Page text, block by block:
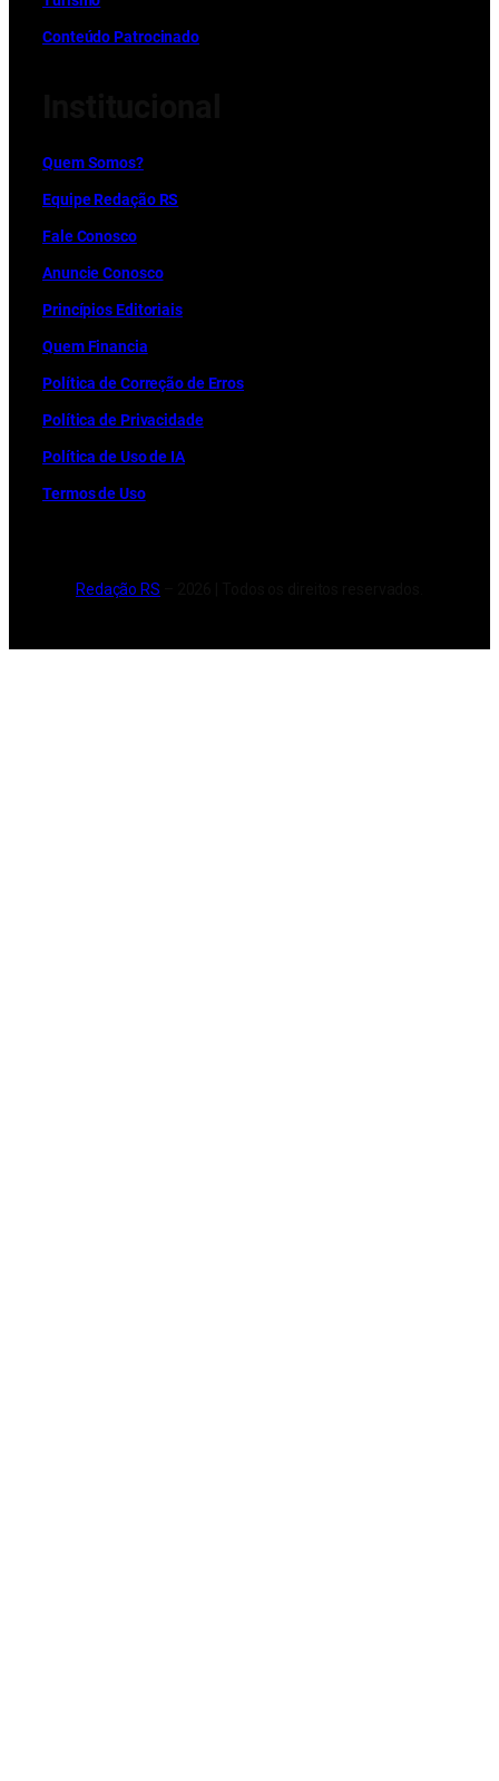
Conteúdo Patrocinado
Quem Somos?
Equipe Redação RS
Fale Conosco
Anuncie Conosco
Princípios Editoriais
Quem Financia
Política de Correção de Erros
Política de Privacidade
Política de Uso de IA
Termos de Uso
Redação RS